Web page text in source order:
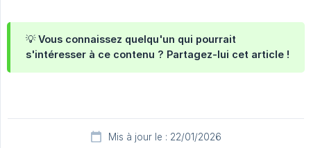
💡 Vous connaissez quelqu'un qui pourrait
s'intéresser à ce contenu ? Partagez-lui cet article !
Mis à jour le : 22/01/2026